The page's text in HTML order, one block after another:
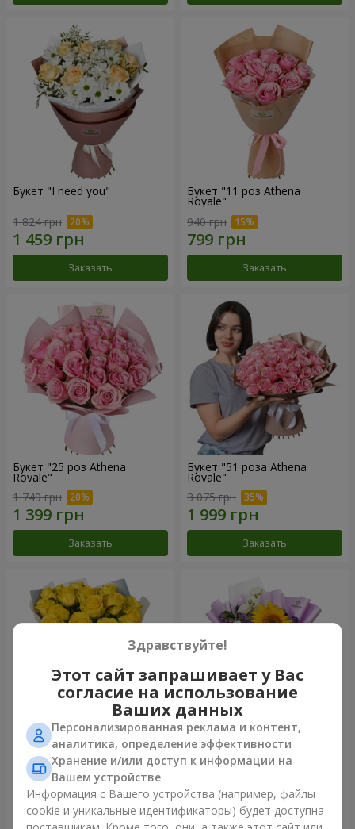
Букет "I need you"
1 824 грн
Заказать
Букет "11 роз Athena
Royale"
940 грн
Заказать
Букет "25 роз Athena
Royale"
1 749 грн
Заказать
Букет "51 роза Athena
Royale"
3 075 грн
Заказать
Букет "15 желтых роз"
1 621 грн
Заказать
Букет "Феникс"
Заказать
Здравствуйте!
Этот сайт запрашивает у Вас
согласие на использование
Ваших данных
Персонализированная реклама и контент,
аналитика, определение эффективности
Хранение и/или доступ к информации на
Вашем устройстве
Информация с Вашего устройства (например, файлы
cookie и уникальные идентификаторы) будет доступна